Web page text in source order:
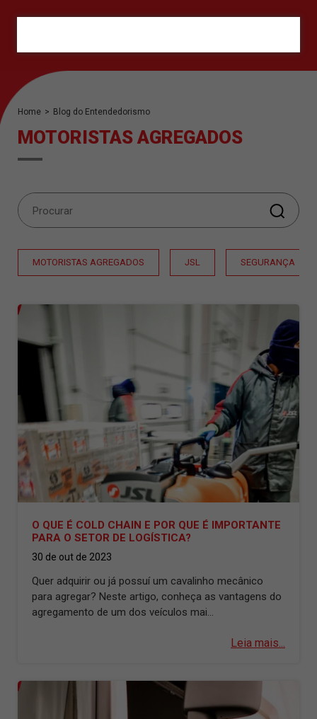
Home > Blog do Entendedorismo
MOTORISTAS AGREGADOS
MOTORISTAS AGREGADOS JSL SEGURANÇA
O QUE É COLD CHAIN E POR QUE É IMPORTANTE
PARA O SETOR DE LOGÍSTICA?
30 de out de 2023
Quer adquirir ou já possuí um cavalinho mecânico
para agregar? Neste artigo, conheça as vantagens do
agregamento de um dos veículos mai...
Leia mais...